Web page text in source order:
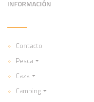
INFORMACIÓN
Contacto
Pesca
Caza
Camping